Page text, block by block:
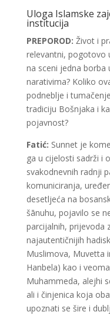
Uloga Islamske
institucija
PREPOROD: Život i
relevantni, pogotovo
na sceni jedna
narativima? Koliko
podneblje i
tradiciju Bošnjaka i
pojavnost?
Fatić: Sunnet je
ga u cijelosti sadrži i
svakodnevnih radnji
komuniciranja,
desetljeća na
šānuhu, pojavilo se
parcijalnih, prijevoda
najautentičnijih
Muslimova, Muvetta
Hanbela) kao i
Muhammeda, alejhi
ali i činjenica koja
upoznati se šire i